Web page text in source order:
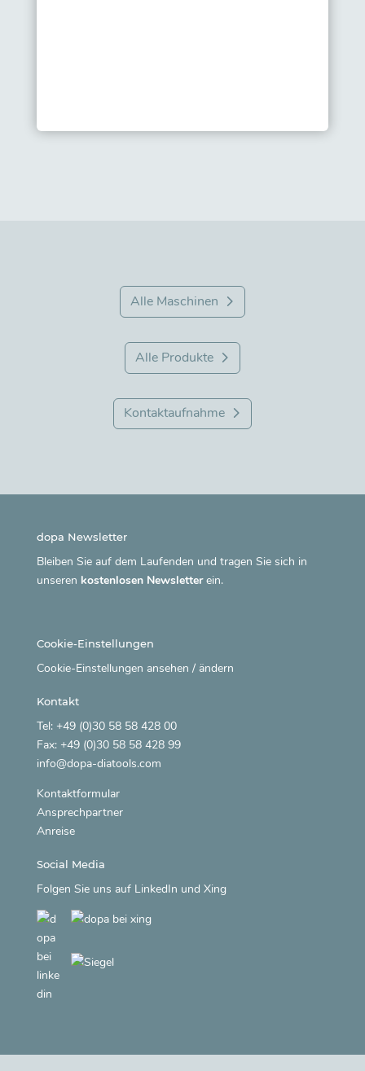
Alle Maschinen
Alle Produkte
Kontaktaufnahme
dopa Newsletter
Bleiben Sie auf dem Laufenden und tragen Sie sich in
unseren kostenlosen Newsletterein.
Cookie-Einstellungen
Cookie-Einstellungen ansehen / ändern
Kontakt
Tel: +49 (0)30 58 58 428 00
Fax: +49 (0)30 58 58 428 99
info@dopa-diatools.com
Kontaktformular
Ansprechpartner
Anreise
Social Media
Folgen Sie uns auf LinkedIn und Xing